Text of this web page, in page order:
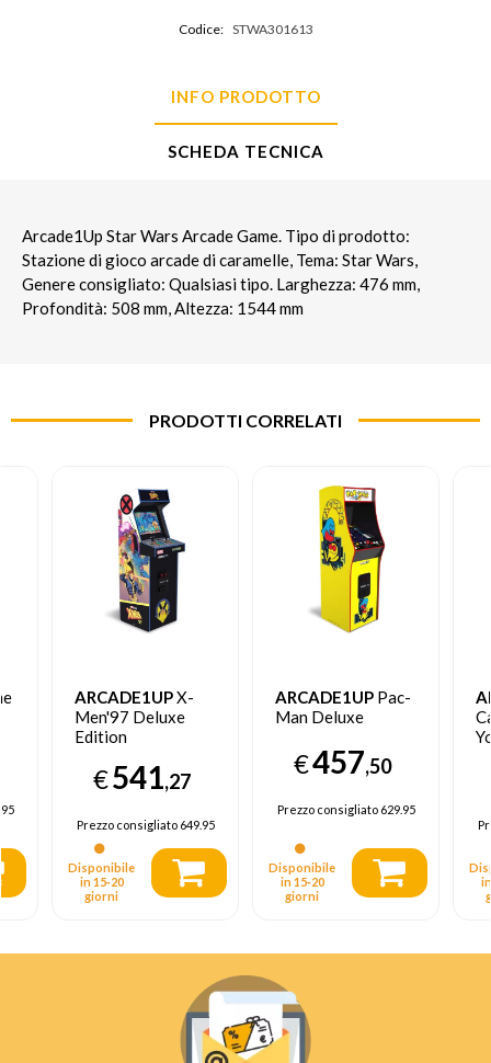
Codice: STWA301613
INFO PRODOTTO
SCHEDA TECNICA
Arcade1Up Star Wars Arcade Game. Tipo di prodotto:
Stazione di gioco arcade di caramelle, Tema: Star Wars,
Genere consigliato: Qualsiasi tipo. Larghezza: 476 mm,
Profondità: 508 mm, Altezza: 1544 mm
PRODOTTI CORRELATI
ARCADE1UPX-
Men'97 Deluxe
Edition
€541,27
Prezzo consigliato649.95
Disponibile
in 15‑20
giorni
ARCADE1UP Pac-
Man Deluxe
€457,50
Prezzo consigliato629.95
Disponibile
in 15‑20
giorni